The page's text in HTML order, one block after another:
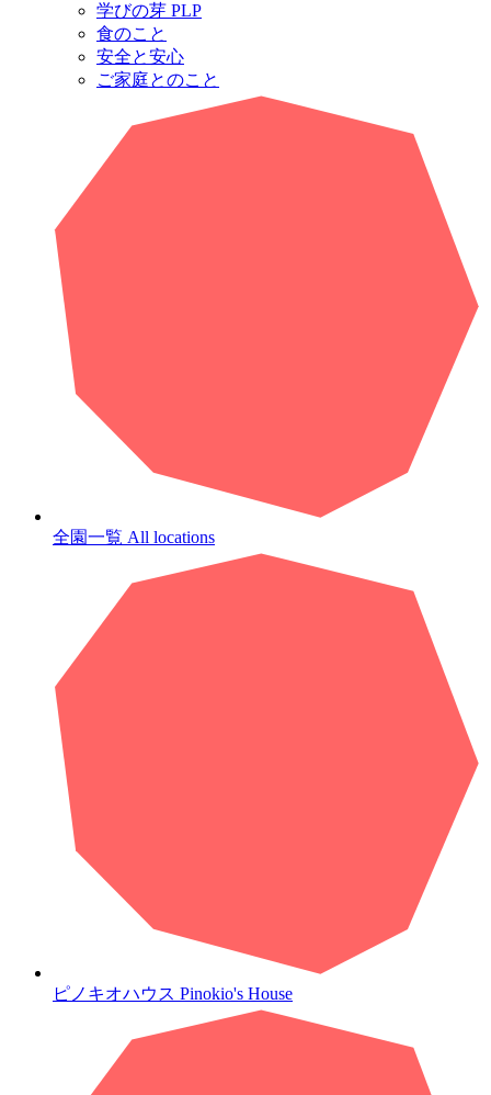
学びの芽 PLP
食のこと
安全と安心
ご家庭とのこと
全園一覧 All locations
ピノキオハウス Pinokio's House